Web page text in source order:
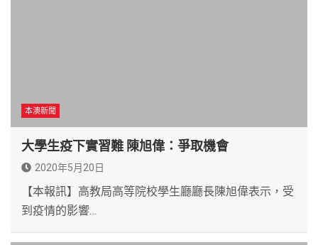
本澳新聞
大學生疫下實習難 陳旭偉：爭取機會
2020年5月20日
【本報訊】高教局高等院校學生廳廳長陳旭偉表示，受
到疫情的影響…